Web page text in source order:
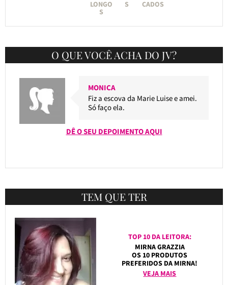
LONGO
S
S
CADOS
O QUE VOCÊ ACHA DO JV?
MONICA
Fiz a escova da Marie Luise e amei.
Só faço ela.
DÊ O SEU DEPOIMENTO AQUI
TEM QUE TER
TOP 10 DA LEITORA:
MIRNA GRAZZIA
OS 10 PRODUTOS
PREFERIDOS DA MIRNA!
VEJA MAIS